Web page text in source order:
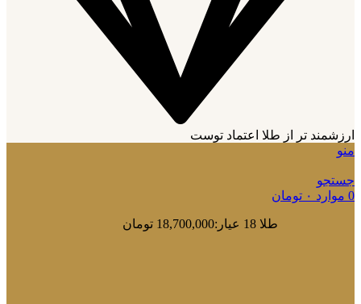
ارزشمند تر از طلا اعتماد توست
منو
جستجو
0 موارد ۰ تومان
طلا 18 عیار: 18,700,000 تومان